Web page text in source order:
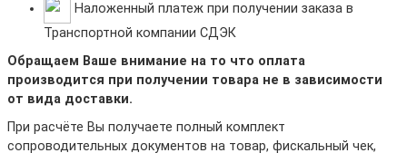
Наложенный платеж при получении заказа в
Транспортной компании СДЭК
Обращаем Ваше внимание на то что оплата
производится при получении товара не в зависимости
от вида доставки.
При расчёте Вы получаете полный комплект
сопроводительных документов на товар, фискальный чек,